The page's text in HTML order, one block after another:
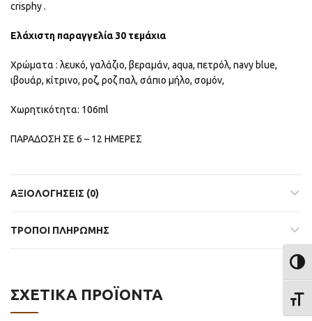
crisphy .
Ελάχιστη παραγγελία 30 τεμάχια
Χρώματα : λευκό, γαλάζιο, βεραμάν, aqua, πετρόλ, navy blue,
ιβουάρ, κίτρινο, ροζ, ροζ παλ, σάπιο μήλο, σομόν,
Χωρητικότητα: 106ml
ΠΑΡΑΔΟΣΗ ΣΕ 6 – 12 ΗΜΕΡΕΣ
ΑΞΙΟΛΟΓΉΣΕΙΣ (0)
ΤΡΟΠΟΙ ΠΛΗΡΩΜΗΣ
ΣΧΕΤΙΚΆ ΠΡΟΪΌΝΤΑ